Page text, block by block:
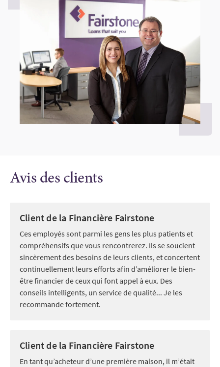
Avis des clients
Client de la Financière Fairstone
Ces employés sont parmi les gens les plus patients et
compréhensifs que vous rencontrerez. Ils se soucient
sincèrement des besoins de leurs clients, et concertent
continuellement leurs efforts afin d’améliorer le bien-
être financier de ceux qui font appel à eux. Des
conseils intelligents, un service de qualité... Je les
recommande fortement.
Client de la Financière Fairstone
En tant qu’acheteur d’une première maison, il m’était